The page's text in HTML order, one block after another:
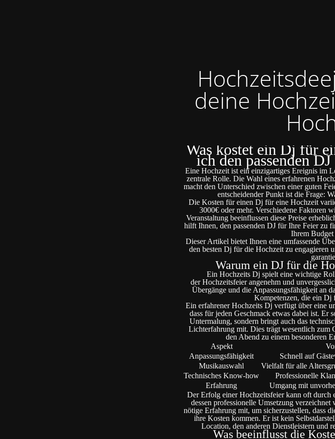
deine
Was kostet ein Dj für
ich den passenden
Eine Hochzeit ist ein einzigartiges Ereignis im
zentrale Rolle. Die Wahl eines erfahrenen
macht den Unterschied zwischen einer guten
entscheidender Punkt ist die Frage:
Die Kosten für einen Dj für eine Hochzeit
3000€ oder mehr. Verschiedene Faktoren
Veranstaltung beeinflussen diese Preise
hilft Ihnen, den passenden DJ für Ihre Feier zu
Ihrem Budget
Dieser Artikel bietet Ihnen eine umfassende
den besten Dj für die Hochzeit zu engagieren
Warum ein DJ für die
Ein Hochzeits Dj spielt eine wichtige
der Hochzeitsfeier angenehm und
Übergänge und die Anpassungsfähigkeit an
Kompetenzen, die ein
Ein erfahrener Hochzeits Dj verfügt über eine
dass für jeden Geschmack etwas dabei ist. Er
Untermalung, sondern bringt auch das
Lichterfahrung mit. Dies trägt wesentlich zum
den Abend zu einem besonderen
Aspekt
Anpassungsfähigkeit
Schnell auf
Musikauswahl
Vielfalt für alle
Technisches Know-how
Professionelle
Erfahrung
Umgang mit
Der Erfolg einer Hochzeitsfeier kann oft durch
dessen professionelle Umsetzung
nötige Erfahrung mit, um sicherzustellen, dass
ihre Kosten kommen. Er ist kein
Location, den anderen Dienstleistern und
Was beeinflusst die